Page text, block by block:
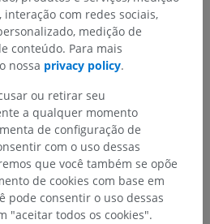
integrantia
Orelha> Orelha externa
>
timpânica
Não há nenhuma estrutura
anatômica
com redes sociais,
medição de
conteúdo. Para mais
nossa privacy policy.
ou retirar seu
a qualquer momento
de configuração de
com o uso dessas
que você também se opõe
de cookies com base em
pode consentir o uso dessas
"aceitar todos os cookies".